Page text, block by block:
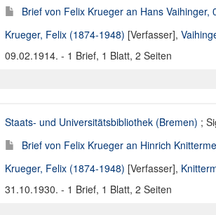
Brief von Felix Krueger an Hans Vaihinger,
Krueger, Felix (1874-1948) [Verfasser],
09.02.1914. - 1 Brief, 1 Blatt, 2 Seiten
Staats- und Universitätsbibliothek (Bremen) ;
Brief von Felix Krueger an Hinrich
Krueger, Felix (1874-1948) [Verfasser],
31.10.1930. - 1 Brief, 1 Blatt, 2 Seiten